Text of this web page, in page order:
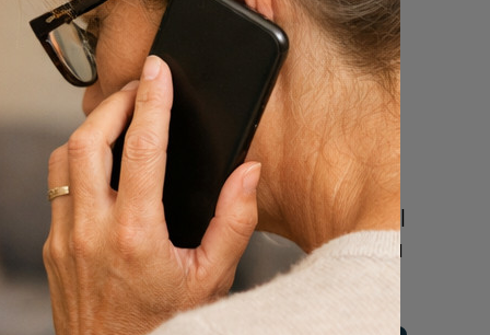
Nu
een uitvaart
regelen
Beschrijf uw wensen
online of bel ons geheel
vrijblijvend voor hulp na
een overlijden.